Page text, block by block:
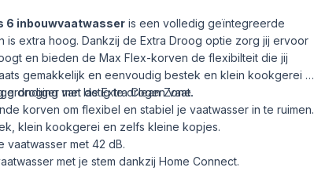
6 inbouwvaatwasser is een volledig geïntegreerde
is extra hoog. Dankzij de Extra Droog optie zorg jij ervoor
en bieden de Max Flex-korven de flexibilteit die jij
gemakkelijk en eenvoudig bestek en klein kookgerei in
met de Extra Clean Zone.
droging van lastig te drogen vaat.
korven om flexibel en stabiel je vaatwasser in te ruimen.
klein kookgerei en zelfs kleine kopjes.
vaatwasser met 42 dB.
met je stem dankzij Home Connect.